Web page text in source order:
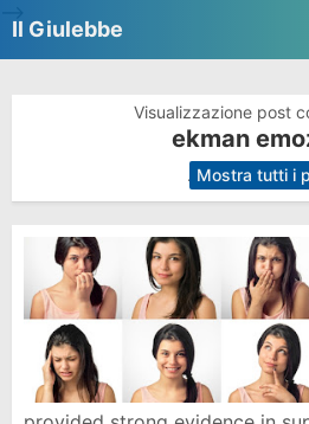
Il Giulebbe
Visualizzazione post
ekman
. Mostra tutti i